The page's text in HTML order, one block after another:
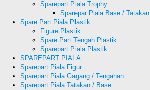
Sparepart Piala Trophy
Sparepar Piala Base / Tatakan
Spare Part Piala Plastik
Figure Plastik
Spare Part Tengah Plastik
Sparepart Piala Plastik
SPAREPART PIALA
Sparepart Piala Figur
Sparepart Piala Gagang / Tengahan
Sparepart Piala Tatakan / Base